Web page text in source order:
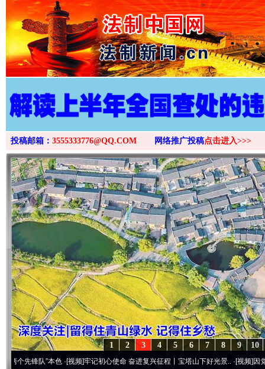
>
投稿邮箱： 3555333776@QQ.COM 网络推广投稿点击进入>>>
10
9
8
7
6
5
4
3
2
1
队”本色·[视频]牢记初心使命 奋进复兴征程丨宝塔山下好光景..·[视频]因党而生 为